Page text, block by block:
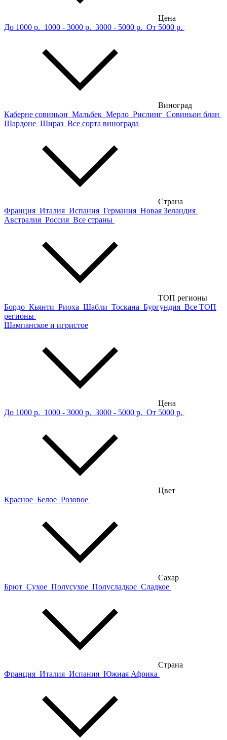
Цена
До 1000 р. 1000 - 3000 р. 3000 - 5000 р. От 5000 р.
Виноград
Каберне совиньон Мальбек Мерло Рислинг Совиньон блан
Шардоне Шираз Все сорта винограда
Страна
Франция Италия Испания Германия Новая Зеландия
Австралия Россия Все страны
ТОП регионы
Бордо Кьянти Риоха Шабли Тоскана Бургундия Все ТОП
регионы
Шампанское и игристое
Цена
До 1000 р. 1000 - 3000 р. 3000 - 5000 р. От 5000 р.
Цвет
Красное Белое Розовое
Сахар
Брют Сухое Полусухое Полусладкое Сладкое
Страна
Франция Италия Испания Южная Африка